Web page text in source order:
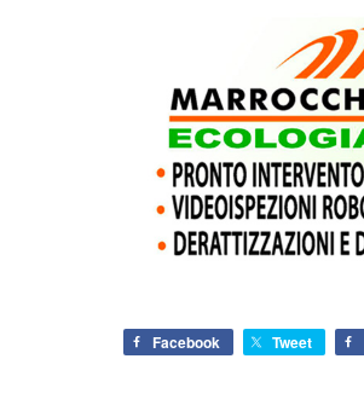
Facebook Tweet